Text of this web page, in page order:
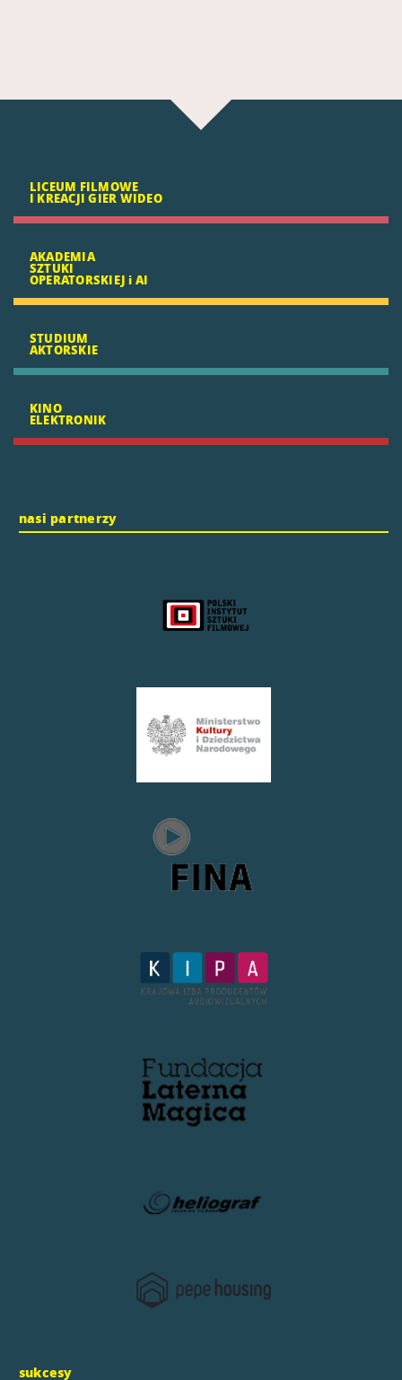
LICEUM FILMOWE
I KREACJI GIER WIDEO
AKADEMIA
SZTUKI
OPERATORSKIEJ i AI
STUDIUM
AKTORSKIE
KINO
ELEKTRONIK
nasi partnerzy
sukcesy